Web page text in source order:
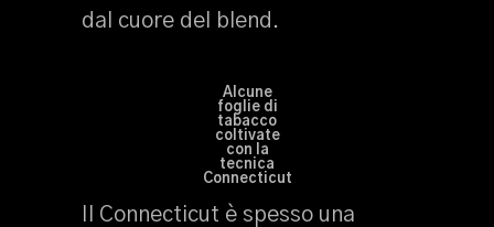
dal cuore del blend.
Alcune
foglie di
tabacco
coltivate
con la
tecnica
Connecticut
Il Connecticut è spesso una